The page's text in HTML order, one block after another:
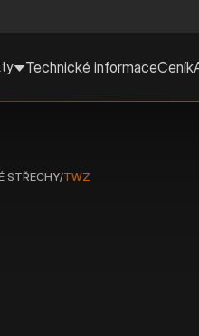
Technické informaceCeník
STŘECHY/TWZ